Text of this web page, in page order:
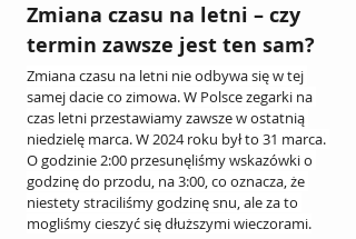
Zmiana czasu na letni – czy
termin zawsze jest ten sam?
Zmiana czasu na letni nie odbywa się w tej
samej dacie co zimowa. W Polsce zegarki na
czas letni przestawiamy zawsze w ostatnią
niedzielę marca. W 2024 roku był to 31 marca.
O godzinie 2:00 przesunęliśmy wskazówki o
godzinę do przodu, na 3:00, co oznacza, że
niestety straciliśmy godzinę snu, ale za to
mogliśmy cieszyć się dłuższymi wieczorami.